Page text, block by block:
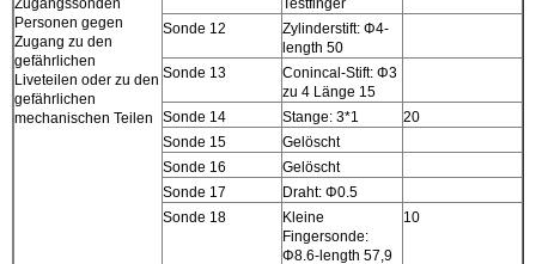
Zugangssonden
Personen gegen
Zugang zu den
gefährlichen
Liveteilen oder zu den
gefährlichen
mechanischen Teilen
Testfinger
Sonde 12
Zylinderstift: Φ4-
length 50
Sonde 13
Conincal-Stift: Φ3
zu 4 Länge 15
Sonde 14
Stange: 3*1
20
Sonde 15
Gelöscht
Sonde 16
Gelöscht
Sonde 17
Draht: Φ0.5
Sonde 18
Kleine
Fingersonde:
Φ8.6-length 57,9
10